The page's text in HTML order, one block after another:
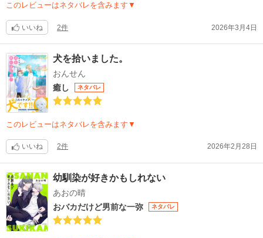
このレビューはネタバレを含みます▼
いいね 2件 2026年3月4日
犬を拾いました。
おんせん
癒し
ネタバレ
このレビューはネタバレを含みます▼
いいね 2件 2026年2月28日
幼馴染が好きかもしれない
あおの晴
おバカだけど男前な一弥
ネタバレ